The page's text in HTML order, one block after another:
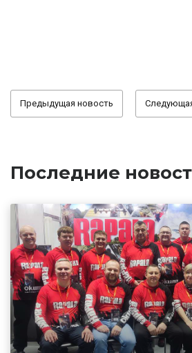
Предыдущая новость
Последние